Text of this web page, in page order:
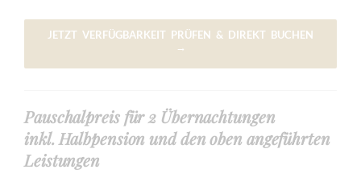
JETZT VERFÜGBARKEIT PRÜFEN & DIREKT BUCHEN
→
Pauschalpreis für 2 Übernachtungen
inkl. Halbpension und den oben angeführten
Leistungen